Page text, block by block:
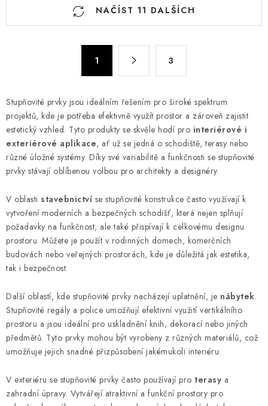
c
í
p
r
v
k
v
ý
p
i
s
NAČÍST 11 DALŠÍCH
á
n
k
o
v
á
n
í
1 3
Stupňovité prvky jsou ideálním řešením pro široké spektrum
projektů, kde je potřeba efektivně využít prostor a zároveň zajistit
estetický vzhled. Tyto produkty se skvěle hodí pro interiérové i
exteriérové aplikace, ať už se jedná o schodiště, terasy nebo
různé úložné systémy. Díky své variabilitě a funkčnosti se stupňovité
prvky stávají oblíbenou volbou pro architekty a designéry.
V oblasti stavebnictví se stupňovité konstrukce často využívají k
vytvoření moderních a bezpečných schodišť, která nejen splňují
požadavky na funkčnost, ale také přispívají k celkovému designu
prostoru. Můžete je použít v rodinných domech, komerčních
budovách nebo veřejných prostorách, kde je důležitá jak estetika,
tak i bezpečnost.
Další oblastí, kde stupňovité prvky nacházejí uplatnění, je nábytek.
Stupňovité regály a police umožňují efektivní využití vertikálního
prostoru a jsou ideální pro uskladnění knih, dekorací nebo jiných
předmětů. Tyto prvky mohou být vyrobeny z různých materiálů, což
umožňuje jejich snadné přizpůsobení jakémukoli interiéru.
V exteriéru se stupňovité prvky často používají pro terasy a
zahradní úpravy. Vytvářejí atraktivní a funkční prostory pro